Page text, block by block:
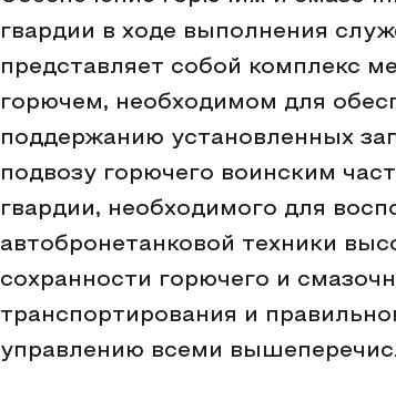
гвардии в ходе выполнения
представляет собой комплекс
горючем, необходимом для
поддержанию установленных
подвозу горючего воинским
гвардии, необходимого для
автобронетанковой техники
сохранности горючего и
транспортирования и
управлению всеми